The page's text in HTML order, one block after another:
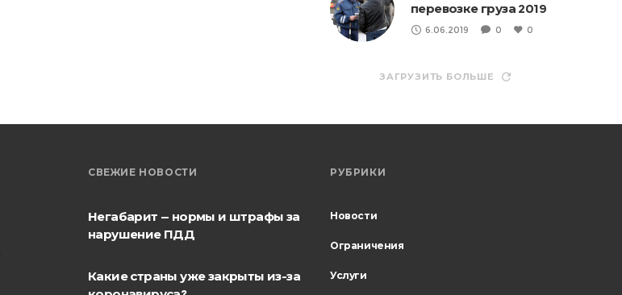
перевозке груза 2019
6.06.2019 0 0
ЗАГРУЗИТЬ БОЛЬШЕ
СВЕЖИЕ НОВОСТИ
Негабарит — нормы и штрафы за
нарушение ПДД
Какие страны уже закрыты из-за
РУБРИКИ
Новости
Ограничения
Услуги